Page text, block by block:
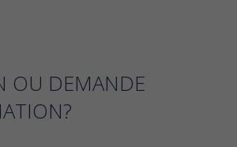
OU DEMANDE